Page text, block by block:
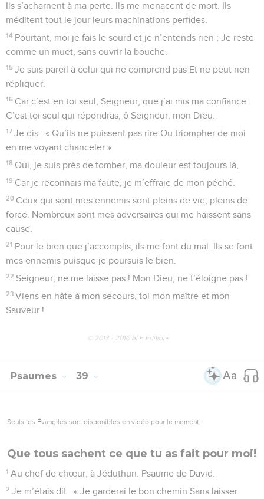
Ils s’acharnent à ma perte. Ils me menacent de mort. Ils
méditent tout le jour leurs machinations perfides.
14 Pourtant, moi je fais le sourd et je n’entends rien ; Je reste
comme un muet, sans ouvrir la bouche.
15 Je suis pareil à celui qui ne comprend pas Et ne peut rien
répliquer.
16 Car c’est en toi seul, Seigneur, que j’ai mis ma confiance.
C’est toi seul qui répondras, ô Seigneur, mon Dieu.
17 Je dis : « Qu’ils ne puissent pas rire Ou triompher de moi
en me voyant chanceler ».
18 Oui, je suis près de tomber, ma douleur est toujours là,
19 Car je reconnais ma faute, je m’effraie de mon péché.
20 Ceux qui sont mes ennemis sont pleins de vie, pleins de
force. Nombreux sont mes adversaires qui me haïssent sans
cause.
21 Pour le bien que j’accomplis, ils me font du mal. Ils se font
mes ennemis puisque je poursuis le bien.
22 Seigneur, ne me laisse pas ! Mon Dieu, ne t’éloigne pas !
23 Viens en hâte à mon secours, toi mon maître et mon
Sauveur !
© 2013 - 2010 BLF Editions
Psaumes 39
Seuls les Évangiles sont disponibles en vidéo pour le moment.
Que tous sachent ce que tu as fait pour moi!
1 Au chef de chœur, à Jéduthun. Psaume de David.
2 Je m’étais dit : « Je garderai le bon chemin Sans laisser